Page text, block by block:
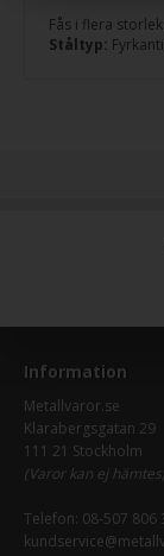
Fås i flera
Ståltyp:
Information
Metallvaror.se
Klarabergsgatan 29
111 21 Stockholm
(Varor kan ej
Telefon: 08-507 806